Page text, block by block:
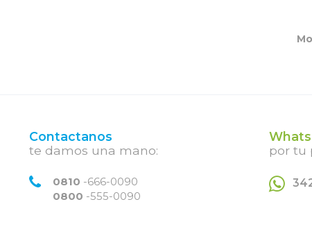
Contactanos
te damos una mano:
0810 -666-0090
0800 -555-0090
por tu